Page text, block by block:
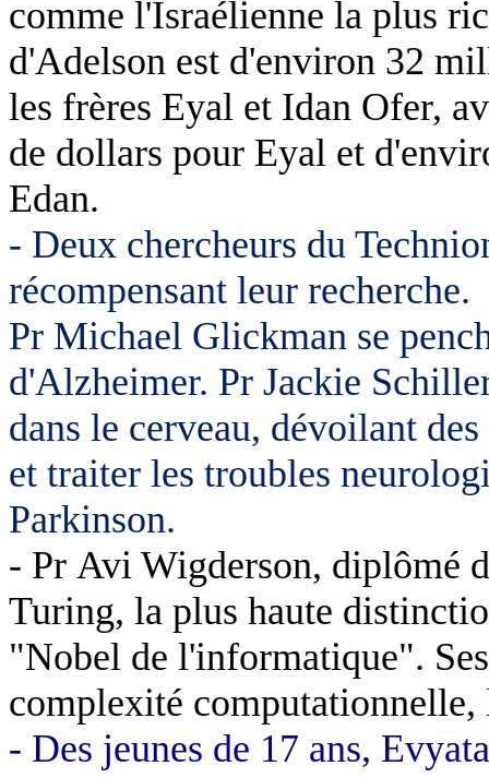
comme l'Israélienne la plus
d'Adelson est d'environ 32
les frères Eyal et Idan Ofer,
de dollars pour Eyal et
Edan.
- Deux chercheurs du
récompensant leur recherche.
Pr Michael Glickman se
d'Alzheimer. Pr Jackie
dans le cerveau, dévoilant
et traiter les troubles
Parkinson.
- Pr Avi Wigderson, diplômé
Turing, la plus haute
"Nobel de l'informatique".
complexité
- Des jeunes de 17 ans,